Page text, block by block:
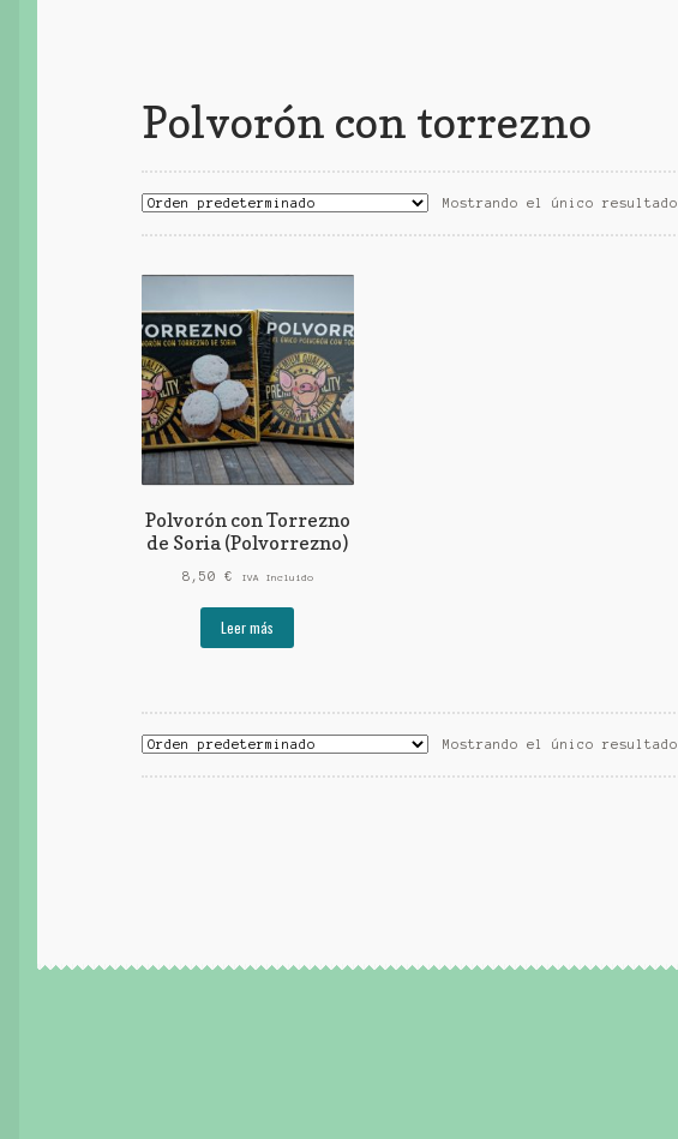
Polvorón con torrezno
Mostrando el único resultado
Polvorón con Torrezno
de Soria (Polvorrezno)
8,50 € IVA Incluido
Leer más
Mostrando el único resultado